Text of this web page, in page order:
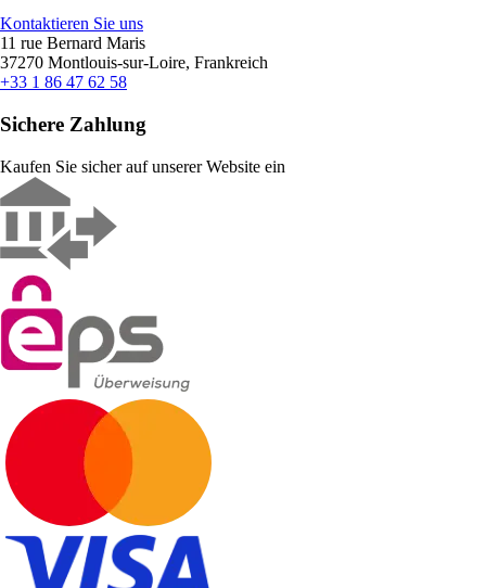
Kontaktieren Sie uns
11 rue Bernard Maris
37270 Montlouis-sur-Loire, Frankreich
+33 1 86 47 62 58
Sichere Zahlung
Kaufen Sie sicher auf unserer Website ein